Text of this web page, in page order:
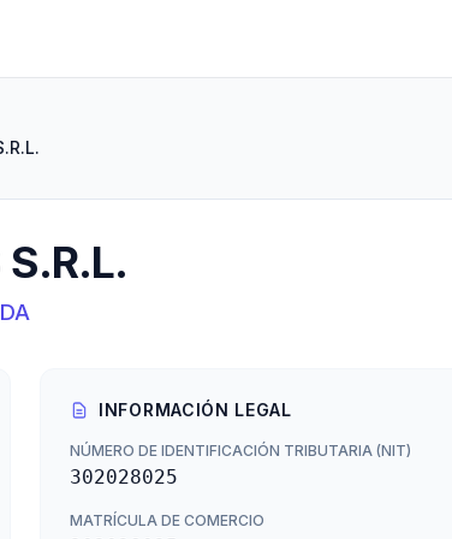
INFORMACIÓN LEGAL
NÚMERO DE IDENTIFICACIÓN TRIBUTARIA (NIT)
302028025
MATRÍCULA DE COMERCIO